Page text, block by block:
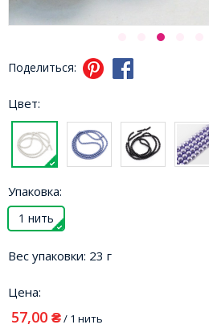
Поделиться:
Цвет:
Упаковка:
1 нить
Вес упаковки: 23 г
Цена:
57,00 ₴/ 1 нить